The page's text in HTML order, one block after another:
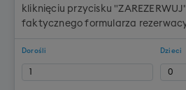
kliknięciu przycisku
faktycznego formularza
Dorośli Dzieci